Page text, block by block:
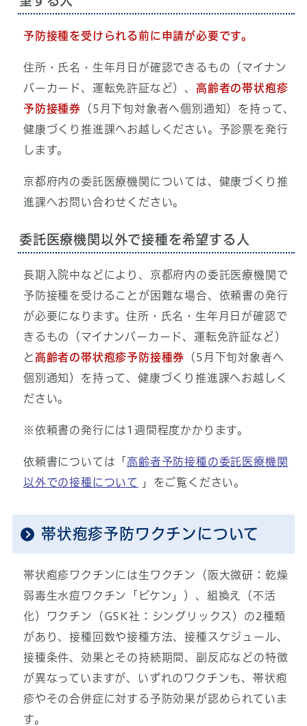
予防接種を受けられる前に申請が必要です。
住所・氏名・生年月日が確認できるもの（マイナン
バーカード、運転免許証など）、 高齢者の帯状疱疹
予防接種券 （5月下旬対象者ヘ個別通知）を持って、
健康づくり推進課へお越しください。予診票を発行
します。
京都府内の委託医療機関については、健康づくり推
進課へお問い合わせください。
委託医療機関以外で接種を希望する人
長期入院中などにより、京都府内の委託医療機関で
予防接種を受けることが困難な場合、依頼書の発行
が必要になります。住所・氏名・生年月日が確認で
きるもの（マイナンバーカード、運転免許証など）
と高齢者の帯状疱疹予防接種券 （5月下旬対象者ヘ
個別通知）を持って、健康づくり推進課へお越しく
ださい。
※依頼書の発行には1週間程度かかります。
依頼書については「 高齢者予防接種の委託医療機関
以外での接種について
」をご覧ください。
帯状疱疹予防ワクチンについて
帯状疱疹ワクチンには生ワクチン（阪大微研：乾燥
弱毒生水痘ワクチン「ビケン」）、組換え（不活
化）ワクチン（GSK社：シングリックス）の2種類
があり、接種回数や接種方法、接種スケジュール、
接種条件、効果とその持続期間、副反応などの特徴
が異なっていますが、いずれのワクチンも、帯状疱
疹やその合併症に対する予防効果が認められていま
す。